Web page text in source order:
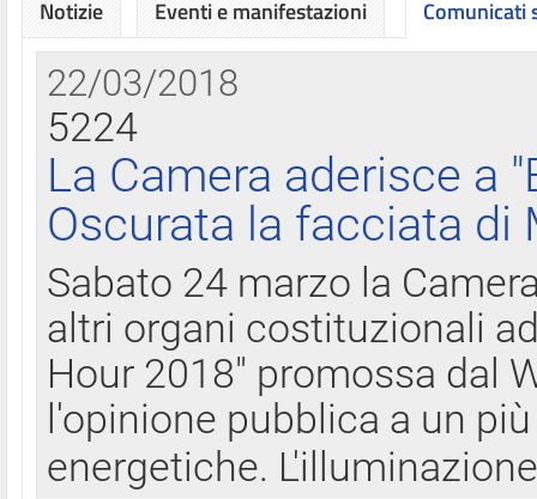
Notizie Eventi e manifestazioni Comunicati
22/03/2018
5224
La Camera aderisce a
Oscurata la facciata di
Sabato 24 marzo la
altri organi costituzionali
Hour 2018" promossa dal
l'opinione pubblica a un
energetiche.